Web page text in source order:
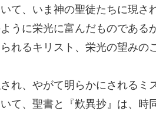
て、いま神の聖徒たちに現さ
うに栄光に富んだものである
れるキリスト、栄光の望みの
れ、やがて明らかにされる
て、聖書と『歎異抄』は、時